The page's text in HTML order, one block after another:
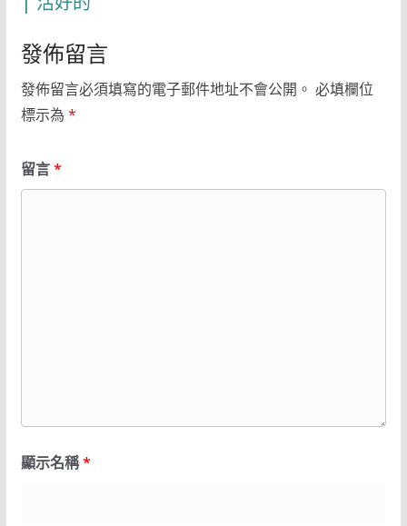
發佈留言
發佈留言必須填寫的電子郵件地址不會公開。 必填欄位
標示為 *
留言*
顯示名稱*